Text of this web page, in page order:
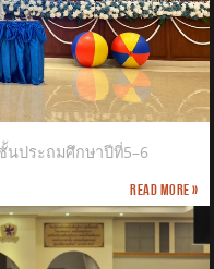
นประถมศึกษาปีที่5–6
Read more »